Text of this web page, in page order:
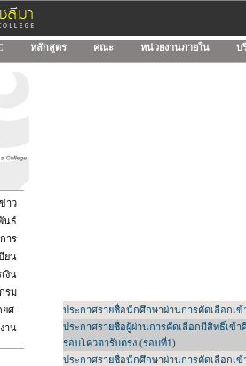
หลักสูตร คณะ หน่วยงานภายใน บ
าว
นธ์
าร
ยน
งิน
รม
ศ.
าน
ประกาศรายชื่อนักศึกษาผ่านการคัดเลือกเ
ประกาศรายชื่อผู้ผ่านการคัดเลือกมีสิทธิ์เข้
รอบโควตารับตรง (รอบที่1)
ประกาศรายชื่อนักศึกษาผ่านการคัดเลือกเ